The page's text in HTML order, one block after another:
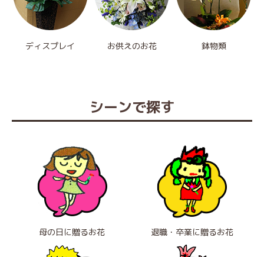
ディスプレイ お供えのお花 鉢物類
シーンで探す
母の日に贈るお花 退職・卒業に贈るお花